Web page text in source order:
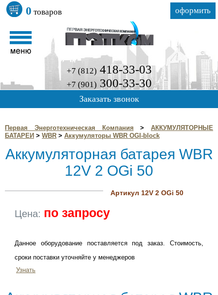
0 товаров оформить
+7 (812) 418-33-03
+7 (901) 300-33-30
Заказать звонок
Первая Энерготехническая Компания > АККУМУЛЯТОРНЫЕ
БАТАРЕИ > WBR > Аккумуляторы WBR OGI-block
Аккумуляторная батарея WBR
12V 2 OGi 50
Артикул 12V 2 OGi 50
Цена: по запросу
Данное оборудование поставляется под заказ. Стоимость,
сроки поставки уточняйте у менеджеров
Узнать